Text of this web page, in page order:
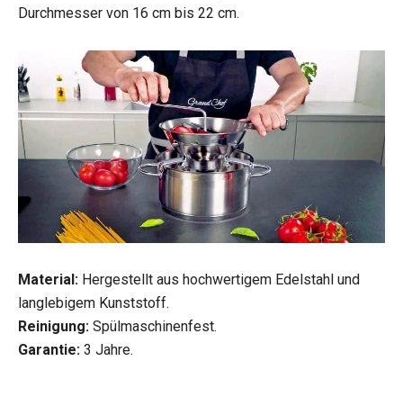
Durchmesser von 16 cm bis 22 cm.
Material: Hergestellt aus hochwertigem Edelstahl und
langlebigem Kunststoff.
Reinigung: Spülmaschinenfest.
Garantie: 3 Jahre.